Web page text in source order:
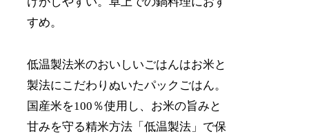
すめ。
低温製法米のおいしいごはんはお米と
製法にこだわりぬいたパックごはん。
国産米を100％使用し、お米の旨みと
甘みを守る精米方法「低温製法」で保